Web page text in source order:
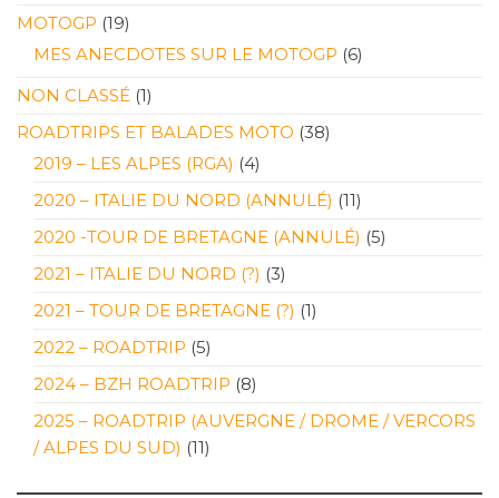
MOTOGP (19)
MES ANECDOTES SUR LE MOTOGP (6)
NON CLASSÉ (1)
ROADTRIPS ET BALADES MOTO (38)
2019 – LES ALPES (RGA) (4)
2020 – ITALIE DU NORD (ANNULÉ) (11)
2020 -TOUR DE BRETAGNE (ANNULÉ) (5)
2021 – ITALIE DU NORD (?) (3)
2021 – TOUR DE BRETAGNE (?) (1)
2022 – ROADTRIP (5)
2024 – BZH ROADTRIP (8)
2025 – ROADTRIP (AUVERGNE / DROME / VERCORS
/ ALPES DU SUD) (11)